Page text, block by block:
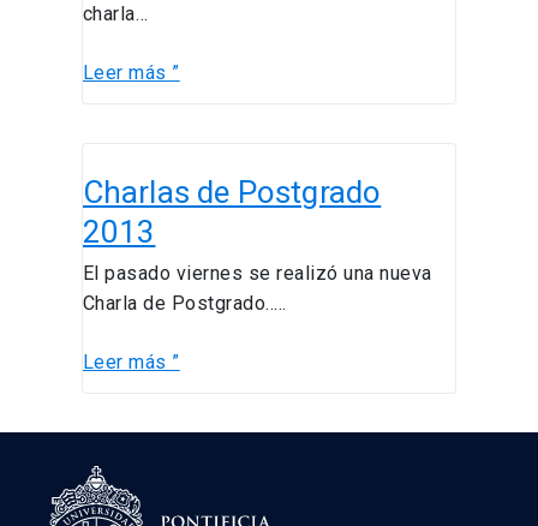
charla…
Leer más ”
Charlas de Postgrado
2013
El pasado viernes se realizó una nueva
Charla de Postgrado…..
de
Postgrado
2013
Leer más ”